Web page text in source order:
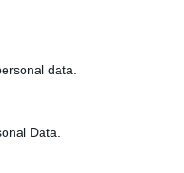
data.
Data.
és
építésével készülnek
helyben dolgozzák